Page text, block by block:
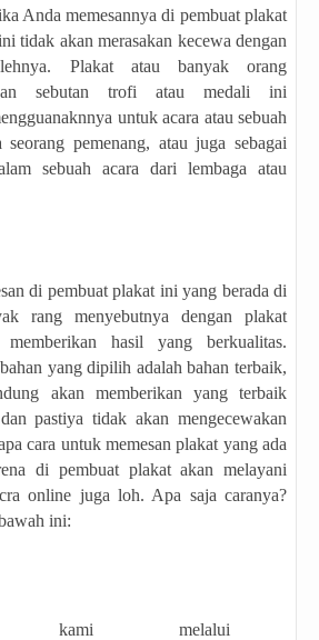
Anda memesannya di pembuat plakat
tidak akan merasakan kecewa dengan
Plakat atau banyak orang
sebutan trofi atau medali ini
untuk acara atau sebuah
seorang pemenang, atau juga sebagai
sebuah acara dari lembaga atau
di pembuat plakat ini yang berada di
rang menyebutnya dengan plakat
hasil yang berkualitas.
yang dipilih adalah bahan terbaik,
akan memberikan yang terbaik
pastiya tidak akan mengecewakan
cara untuk memesan plakat yang ada
di pembuat plakat akan melayani
online juga loh. Apa saja caranya?
ini:
kami melalui